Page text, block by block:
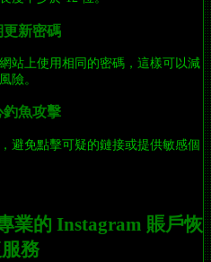
更新密碼
站上使用相同的密碼，這樣可以減
險。
釣魚攻擊
避免點擊可疑的鏈接或提供敏感個
業的 Instagram 賬戶恢
務